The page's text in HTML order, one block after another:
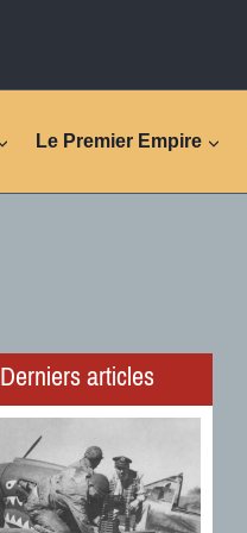
Le Premier Empire
Derniers articles